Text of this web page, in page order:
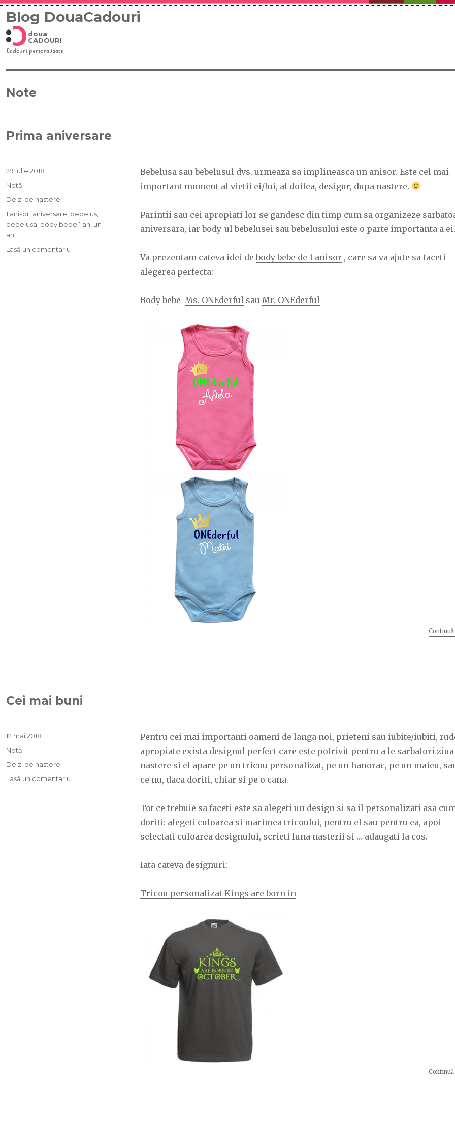
Blog DouaCadouri
doua
CADOURI
Cadouri personalizate
Note
Prima aniversare
Bebelusa sau bebelusul dvs. urmeaza sa implineasca un anisor. Este cel mai
important moment al vietii ei/lui, al doilea, desigur, dupa nastere.
Parintii sau cei apropiati lor se gandesc din timp cum sa organizeze
aniversara, iar body-ul bebelusei sau bebelusului este o parte importanta a ei.
Va prezentam cateva idei debody bebe de 1 anisor , care sa va ajute sa faceti
alegerea perfecta:
Body bebe Ms. ONEderful sau Mr. ONEderful
Publicat
pe
29 iulie 2018
Format
Notă
Categorii
De zi de nastere
Etichete
1 anisor aniversare bebelus
bebelusa body bebe 1 an un
an
Lasă un comentariu
Cei mai buni
Pentru cei mai importanti oameni de langa noi, prieteni sau iubite/iubiti,
apropiate exista designul perfect care este potrivit pentru a le sarbatori ziua
nastere si el apare pe un tricou personalizat, pe un hanorac, pe un maieu,
ce nu, daca doriti, chiar si pe o cana.
Tot ce trebuie sa faceti este sa alegeti un design si sa il personalizati asa
doriti: alegeti culoarea si marimea tricoului, pentru el sau pentru ea, apoi
selectati culoarea designului, scrieti luna nasterii si … adaugati la cos.
Iata cateva designuri:
Tricou personalizat Kings are born in
Publicat
pe
12 mai 2018
Format
Notă
Categorii
De zi de nastere
Lasă un comentariu